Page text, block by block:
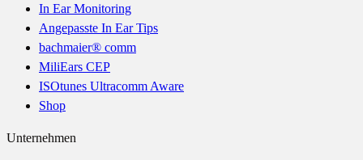
In Ear Monitoring
Angepasste In Ear Tips
bachmaier® comm
MiliEars CEP
ISOtunes Ultracomm Aware
Shop
Unternehmen